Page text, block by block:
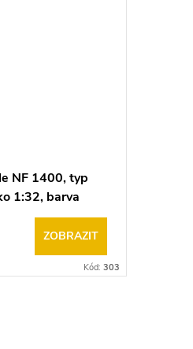
NF 1400, typ
1:32, barva
ITES
EuropaCupZOBRAZIT
Kód: 303